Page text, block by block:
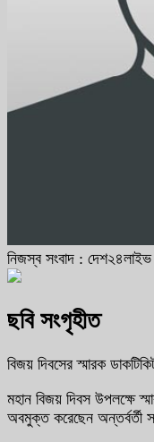
নিজস্ব সংবাদ : দেশ২৪লাইভ
ছবি সংগৃহীত
বিজয় দিবসের স্মারক
মহান বিজয় দিবস উপলক্ষে
অবমুক্ত করেছেন অন্তর্বর্তী